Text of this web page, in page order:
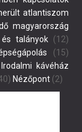
atlantiszom
magyarország
talányok(12)
(15)
Irodalmi kávéház
Nézőpont (2)